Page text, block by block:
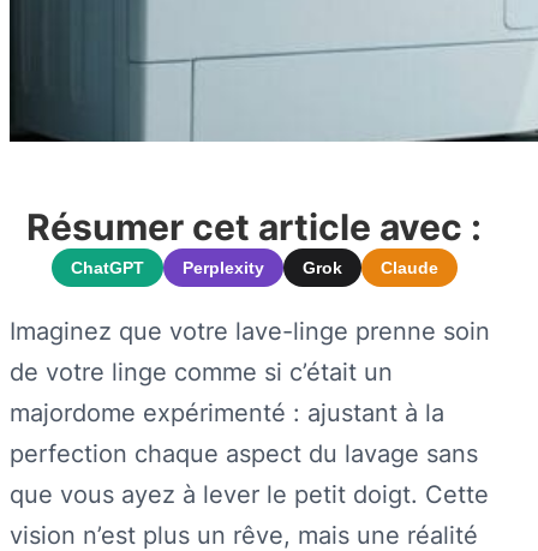
Résumer cet article avec :
ChatGPT Perplexity Grok Claude
Imaginez que votre lave-linge prenne soin
de votre linge comme si c’était un
majordome expérimenté : ajustant à la
perfection chaque aspect du lavage sans
que vous ayez à lever le petit doigt. Cette
vision n’est plus un rêve, mais une réalité